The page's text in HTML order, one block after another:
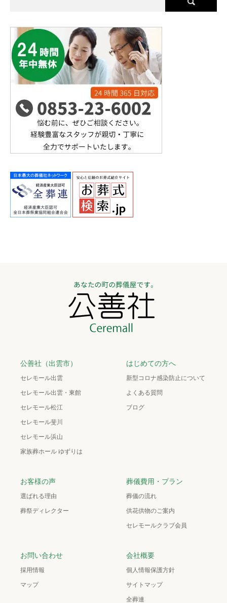
公善社（出雲市）
セレモール出雲
セレモール出雲・東館
セレモール松江
セレモール斐川
セレモール浜山
家族葬ホール ゆずりは
はじめての方へ
新型コロナ感染防止について
よくある質問
ブログ
お客様の声
選ばれる理由
葬祭ディレクター
葬儀費用・プラン
葬儀の流れ
供花供物のご案内
セレモールクラブ会員
お問い合わせ
採用情報
マップ
会社概要
個人情報保護方針
サイトマップ
全葬連